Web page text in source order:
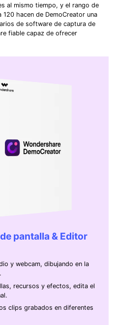
al mismo tiempo, y el rango de
hacen de DemoCreator una
de software de captura de
fiable capaz de ofrecer
pantalla & Editor
y webcam, dibujando en la
recursos y efectos, edita el
clips grabados en diferentes